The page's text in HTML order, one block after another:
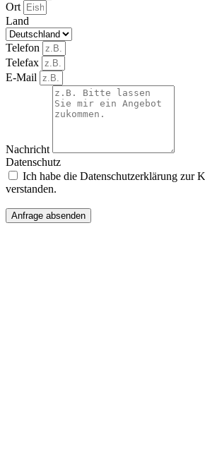
Ort
Land
Telefon
Telefax
E-Mail
Nachricht
Datenschutz
Ich habe die Datenschutzerklärung zur
verstanden.
Anfrage absenden